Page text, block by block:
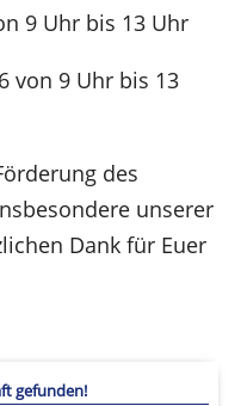
9 Uhr bis 13 Uhr
von 9 Uhr bis 13
des
unserer
Dank für Euer
gefunden!